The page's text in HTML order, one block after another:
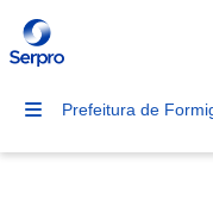
Prefeitura de